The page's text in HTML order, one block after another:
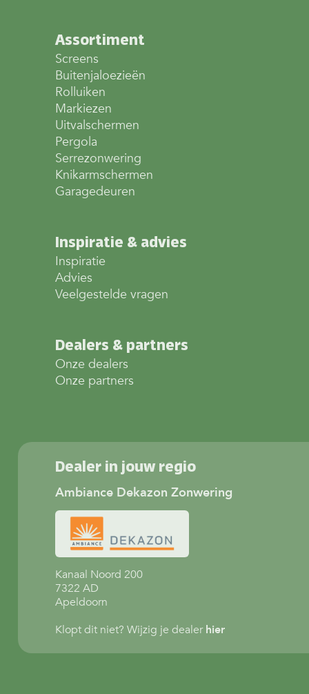
Assortiment
Screens
Buitenjaloezieën
Rolluiken
Markiezen
Uitvalschermen
Pergola
Serrezonwering
Knikarmschermen
Garagedeuren
Inspiratie & advies
Inspiratie
Advies
Veelgestelde vragen
Dealers & partners
Onze dealers
Onze partners
Dealer in jouw regio
Ambiance Dekazon Zonwering
Kanaal Noord 200
7322 AD
Apeldoorn
Klopt dit niet? Wijzig je dealerhier